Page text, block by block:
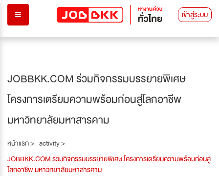
เข้าสู่ระบบ
JOBBKK.COM ร่วมกิจกรรมบรรยายพิเศษ
โครงการเตรียมความพร้อมก่อนสู่โลกอาชีพ
มหาวิทยาลัยมหาสารคาม
หน้าแรก > activity >
JOBBKK.COM ร่วมกิจกรรมบรรยายพิเศษ โครงการเตรียมความพร้อมก่อนสู่
โลกอาชีพ มหาวิทยาลัยมหาสารคาม